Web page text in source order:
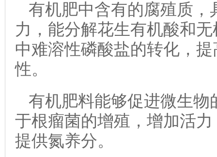
有机肥中含有的腐殖质，
力，能分解花生有机酸和
中难溶性磷酸盐的转化，
性。
有机肥料能够促进微生物
于根瘤菌的增殖，增加活
提供氮养分。